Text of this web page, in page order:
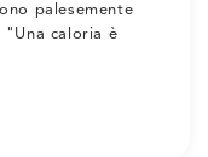
palesemente
"Una caloria è